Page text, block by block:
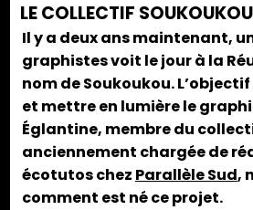
LE COLLECTIF SOUKOUKOU
Il y a deux ans maintenant,
graphistes voit le jour à la
nom de Soukoukou.
et mettre en lumière le
Églantine, membre du
anciennement chargée de
écotutos chez Parallèle Sud,
comment est né ce projet.